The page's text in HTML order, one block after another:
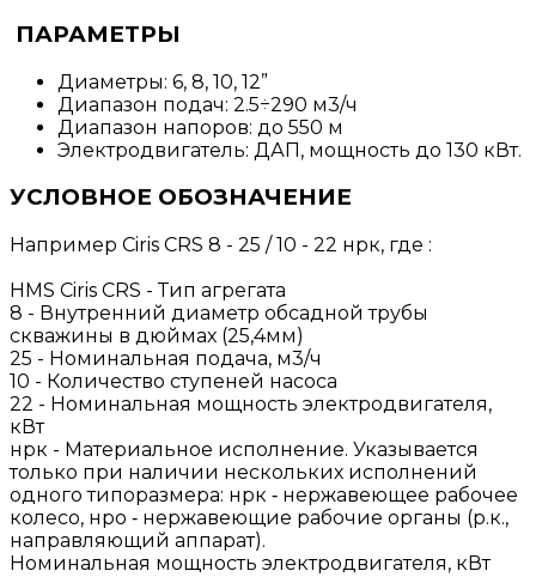
ПАРАМЕТРЫ
Диаметры: 6, 8, 10, 12”
Диапазон подач: 2.5÷290 м3/ч
Диапазон напоров: до 550 м
Электродвигатель: ДАП, мощность до 130 кВт.
УСЛОВНОЕ ОБОЗНАЧЕНИЕ
Например Ciris CRS 8 - 25 / 10 - 22 нрк, где :
HMS Ciris CRS - Тип агрегата
8 - Внутренний диаметр обсадной трубы
скважины в дюймах (25,4мм)
25 - Номинальная подача, м3/ч
10 - Количество ступеней насоса
22 - Номинальная мощность электродвигателя,
кВт
нрк - Материальное исполнение. Указывается
только при наличии нескольких исполнений
одного типоразмера: нрк ‐ нержавеющее рабочее
колесо, нро ‐ нержавеющие рабочие органы (р.к.,
направляющий аппарат).
Номинальная мощность электродвигателя, кВт